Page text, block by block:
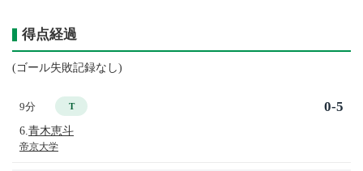
得点経過
(ゴール失敗記録なし)
9分 T
6. 青木恵斗
帝京大学
0-5